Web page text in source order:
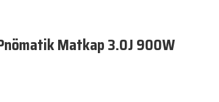
Matkap 3.0J 900W